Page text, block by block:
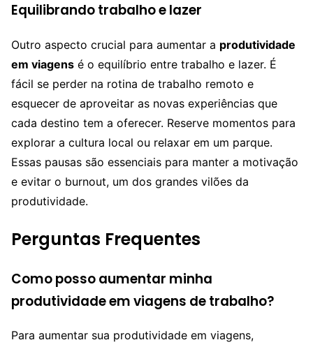
Equilibrando trabalho e lazer
Outro aspecto crucial para aumentar a produtividade
em viagens é o equilíbrio entre trabalho e lazer. É
fácil se perder na rotina de trabalho remoto e
esquecer de aproveitar as novas experiências que
cada destino tem a oferecer. Reserve momentos para
explorar a cultura local ou relaxar em um parque.
Essas pausas são essenciais para manter a motivação
e evitar o burnout, um dos grandes vilões da
produtividade.
Perguntas Frequentes
Como posso aumentar minha
produtividade em viagens de trabalho?
Para aumentar sua produtividade em viagens,